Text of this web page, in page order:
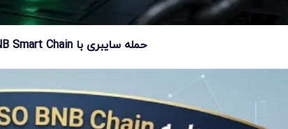
حمله سایبری با BNB Smart Chain برای انتشار بدافزار